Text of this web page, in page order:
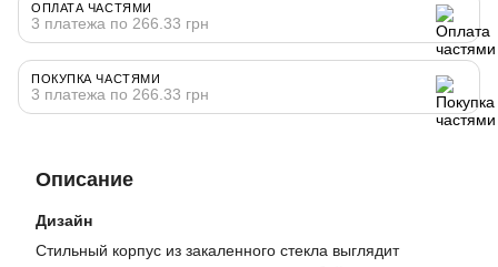
ОПЛАТА ЧАСТЯМИ
3 платежа по 266.33 грн
ПОКУПКА ЧАСТЯМИ
3 платежа по 266.33 грн
Описание
Дизайн
Стильный корпус из закаленного стекла выглядит